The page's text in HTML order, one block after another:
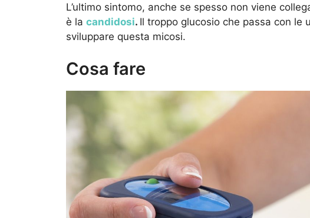
L’ultimo sintomo, anche se spesso non viene
è la candidosi. Il troppo glucosio che passa con le
sviluppare questa micosi.
Cosa fare